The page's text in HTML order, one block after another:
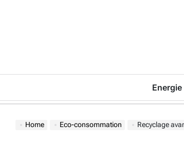
Energie
Home Eco-consommation Recyclage